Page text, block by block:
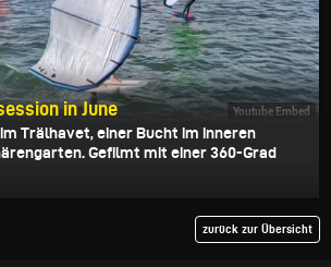
Youtube Embed
in June
im Trälhavet, einer Bucht im inneren
Gefilmt mit einer 360-Grad
zurück zur Übersicht